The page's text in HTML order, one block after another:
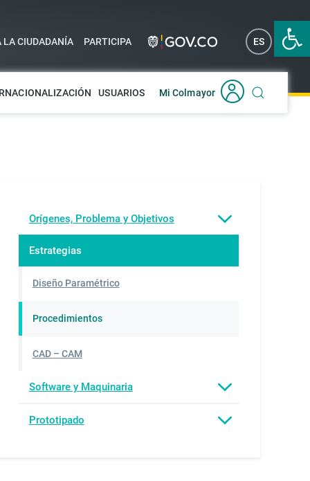
Abrir
LA CIUDADANÍA PARTICIPA ES EN
USUARIOS Mi Colmayor
Orígenes, Problema y Objetivos
Estrategias
Diseño Paramétrico
Procedimientos
CAD – CAM
Software y Maquinaria
Prototipado